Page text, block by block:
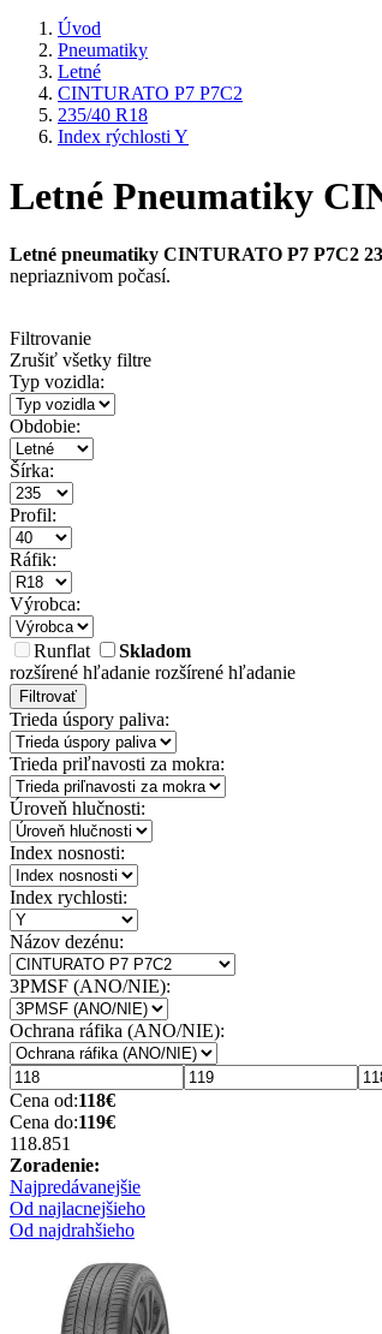
Úvod
Pneumatiky
Letné
CINTURATO P7 P7C2
235/40 R18
Index rýchlosti Y
Letné Pneumatiky
Letné pneumatiky CINTURATO P7 P7C2
nepriaznivom počasí.
Filtrovanie
Zrušiť všetky filtre
Typ vozidla:
Obdobie:
Šírka:
Profil:
Ráfik:
Výrobca:
Runflat
Skladom
rozšírené hľadanie rozšírené hľadanie
Filtrovať
Trieda úspory paliva:
Trieda priľnavosti za mokra:
Úroveň hlučnosti:
Index nosnosti:
Index rychlosti:
Názov dezénu:
3PMSF (ANO/NIE):
Ochrana ráfika (ANO/NIE):
Cena od:118€
Cena do:119€
118.851
Zoradenie:
Najpredávanejšie
Od najlacnejšieho
Od najdrahšieho